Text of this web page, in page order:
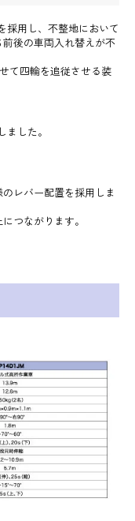
採用し、不整地において
後の車両入れ替えが不
て四輪を追従させる装
した。
レバー配置を採用しま
つながります。